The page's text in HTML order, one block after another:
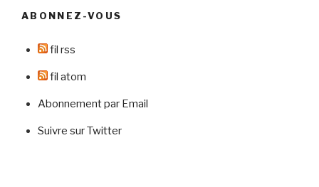
ABONNEZ-VOUS
fil rss
fil atom
Abonnement par Email
Suivre sur Twitter